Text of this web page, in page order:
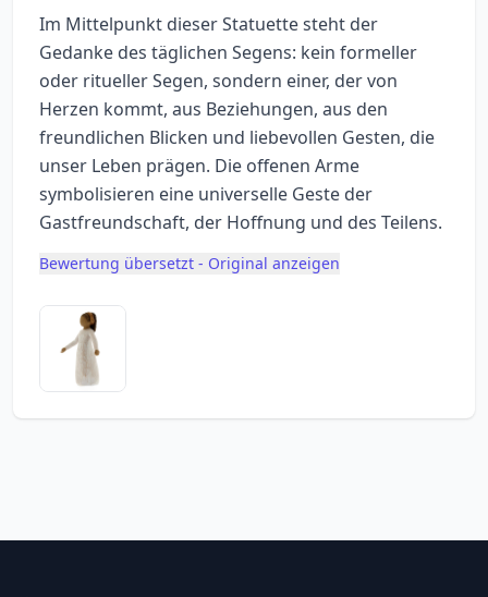
Im Mittelpunkt dieser Statuette steht der
Gedanke des täglichen Segens: kein formeller
oder ritueller Segen, sondern einer, der von
Herzen kommt, aus Beziehungen, aus den
freundlichen Blicken und liebevollen Gesten, die
unser Leben prägen. Die offenen Arme
symbolisieren eine universelle Geste der
Gastfreundschaft, der Hoffnung und des Teilens.
Bewertung übersetzt - Original anzeigen